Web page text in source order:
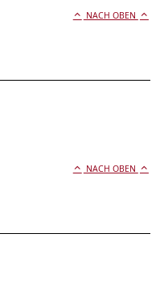
NACH OBEN
NACH OBEN